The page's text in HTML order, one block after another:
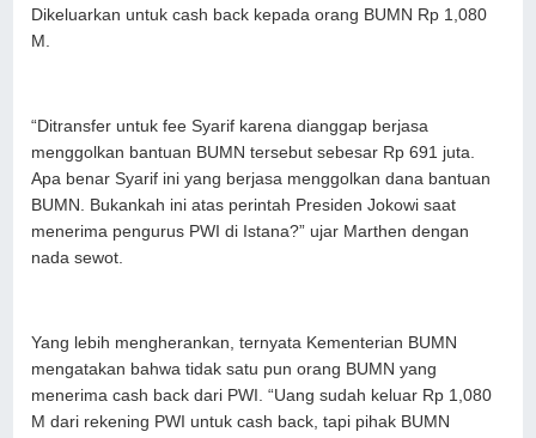
⁠Dikeluarkan untuk cash back kepada orang BUMN Rp 1,080
M.
“⁠Ditransfer untuk fee Syarif karena dianggap berjasa
menggolkan bantuan BUMN tersebut sebesar Rp 691 juta.
Apa benar Syarif ini yang berjasa menggolkan dana bantuan
BUMN. Bukankah ini atas perintah Presiden Jokowi saat
menerima pengurus PWI di Istana?” ujar Marthen dengan
nada sewot.
⁠Yang lebih mengherankan, ternyata Kementerian BUMN
mengatakan bahwa tidak satu pun orang BUMN yang
menerima cash back dari PWI. “⁠Uang sudah keluar Rp 1,080
M dari rekening PWI untuk cash back, tapi pihak BUMN